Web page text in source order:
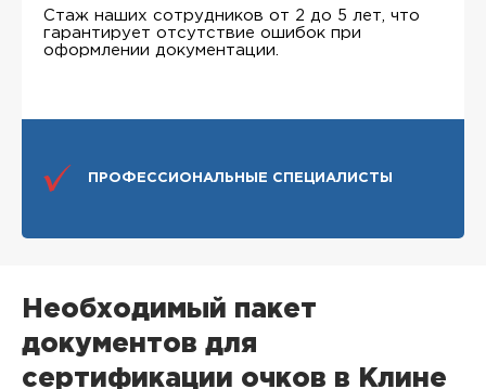
Стаж наших сотрудников от 2 до 5 лет, что
гарантирует отсутствие ошибок при
оформлении документации.
ПРОФЕССИОНАЛЬНЫЕ СПЕЦИАЛИСТЫ
Необходимый пакет
документов для
сертификации очков в Клине